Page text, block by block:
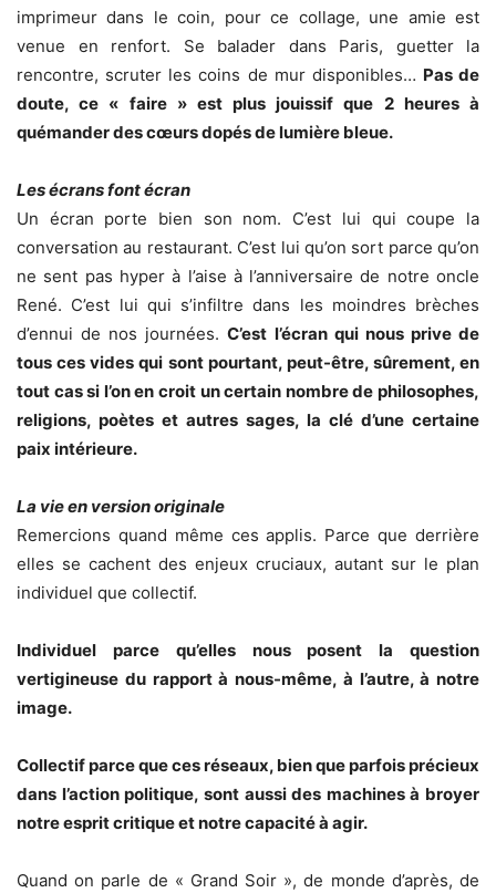
imprimeur dans le coin, pour ce collage, une amie est
venue en renfort. Se balader dans Paris, guetter la
rencontre, scruter les coins de mur disponibles… Pas de
doute, ce « faire » est plus jouissif que 2 heures à
quémander des cœurs dopés de lumière bleue.
Les écrans font écran
Un écran porte bien son nom. C’est lui qui coupe la
conversation au restaurant. C’est lui qu’on sort parce qu’on
ne sent pas hyper à l’aise à l’anniversaire de notre oncle
René. C’est lui qui s’infiltre dans les moindres brèches
d’ennui de nos journées.C’est l’écran qui nous prive de
tous ces vides qui sont pourtant, peut-être, sûrement, en
tout cas si l’on en croit un certain nombre de philosophes,
religions, poètes et autres sages, la clé d’une certaine
paix intérieure.
La vie en version originale
Remercions quand même ces applis. Parce que derrière
elles se cachent des enjeux cruciaux, autant sur le plan
individuel que collectif.
Individuel parce qu’elles nous posent la question
vertigineuse du rapport à nous-même, à l’autre, à notre
image.
Collectif parce que ces réseaux, bien que parfois précieux
dans l’action politique, sont aussi des machines à broyer
notre esprit critique et notre capacité à agir.
Quand on parle de « Grand Soir », de monde d’après, de